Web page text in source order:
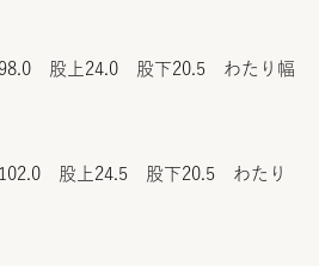
股上24.0 股下20.5 わたり幅
股上24.5 股下20.5 わたり